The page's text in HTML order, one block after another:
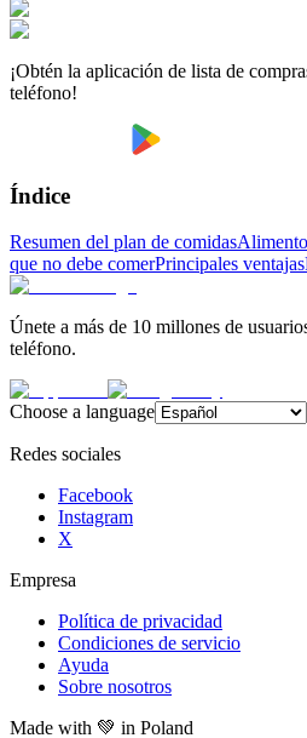
¡Obtén la aplicación de lista de
teléfono!
Índice
Resumen del plan de comidas
que no debe comerPrincipales ventajas
Únete a más de 10 millones de
teléfono.
Choose a language
Redes sociales
Facebook
Instagram
X
Empresa
Política de privacidad
Condiciones de servicio
Ayuda
Sobre nosotros
Made with 💚 in Poland